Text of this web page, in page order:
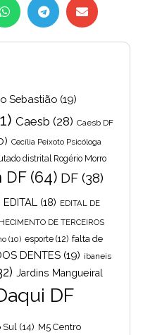
Sebastião (19)
Caesb (28) Caesb DF
Cecília Peixoto Psicóloga
distrital Rogério Morro
DF(64) DF (38)
EDITAL (18) EDITAL DE
DE TERCEIROS
(10) esporte (12) falta de
DENTES (19) ibaneis
Jardins Mangueiral
DF
(14) M5 Centro